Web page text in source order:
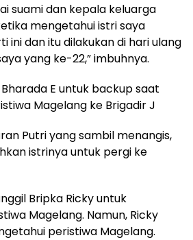
suami dan kepala keluarga
mengetahui istri saya
ini dan itu dilakukan di hari ulang
yang ke-22,” imbuhnya.
E untuk backup saat
Magelang ke Brigadir J
Putri yang sambil menangis,
istrinya untuk pergi ke
Bripka Ricky untuk
Magelang. Namun, Ricky
peristiwa Magelang.